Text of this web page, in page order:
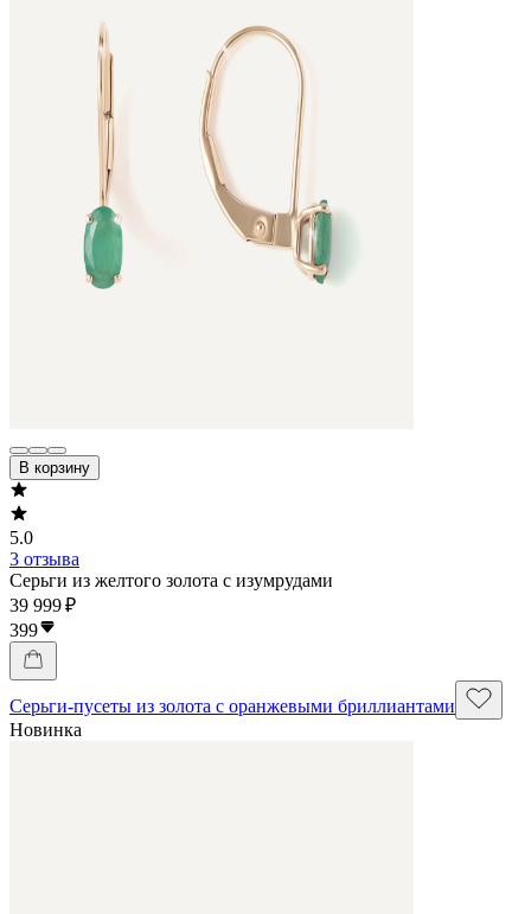
В корзину
5.0
3 отзыва
Серьги из желтого золота с изумрудами
39 999 ₽
399
Серьги-пусеты из золота с оранжевыми бриллиантами
Новинка